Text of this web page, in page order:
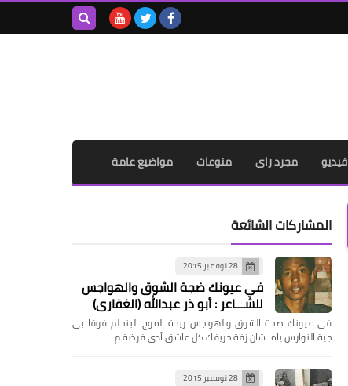
فيديو مجرد راى منوعات مواضيع عامة
المشاركات الشائعة
28 نوفمبر 2015
في عيونك ضجة الشوق والهواجس
للشـــاعر : أبو ذر عبدالله (الغفاري)
في عيونك ضجة الشوق والهواجس ريحة الموج البنحلم فوقا بى
جية النوارس ياما شان زفة خريفك كل عاشق أدى فرضة م…
28 نوفمبر 2015